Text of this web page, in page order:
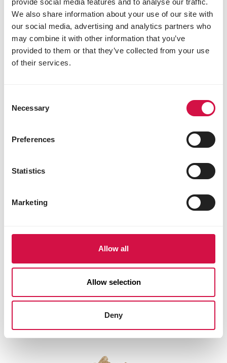
provide social media features and to analyse our traffic.
We also share information about your use of our site with
our social media, advertising and analytics partners who
may combine it with other information that you’ve
provided to them or that they’ve collected from your use
of their services.
Selection
Necessary
Preferences
Statistics
Marketing
Allow all
Allow selection
Deny
extrudés pour les pigeons
voyageurs
Meilleure assimilation et digestion des
nutriments
Élimination des virus, bactéries et moisissures
préfèrent naturellement les formes rondes
Désactivation des facteurs antinutritionnels,
Inactivation des enzymes responsables de la
Grâce aux mélanges Plus, Versele-Laga garantit
une alimentation complète et équilibrée pour
gain de simplicité et d’efficacité pour les
vos champions !
Remarque :
Les granulés pressés à froid utilisés par d’autres
marques n’offrent pas ces avantages. Leur forme
volailles, est d’ailleurs moins appréciée par les
pigeons.